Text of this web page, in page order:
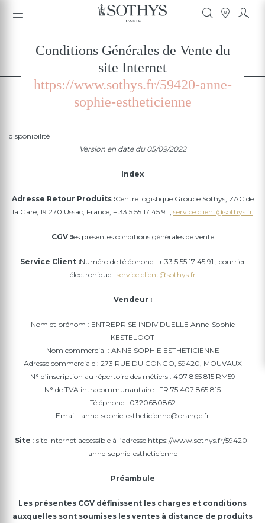
Conditions Générales de Vente du
site Internet
https://www.sothys.fr/59420-anne-
sophie-estheticienne
disponibilité
Version en date du 05/09/2022
Index
Adresse Retour Produits :Centre logistique Groupe Sothys, ZAC de
la Gare, 19 270 Ussac, France, + 33 5 55 17 45 91 ; service.client@sothys.fr
CGV :les présentes conditions générales de vente
Service Client :Numéro de téléphone : + 33 5 55 17 45 91 ; courrier
électronique : service.client@sothys.fr
Vendeur :
Nom et prénom : ENTREPRISE INDIVIDUELLE Anne-Sophie
KESTELOOT
Nom commercial : ANNE SOPHIE ESTHETICIENNE
Adresse commerciale : 273 RUE DU CONGO, 59420, MOUVAUX
N° d’inscription au répertoire des métiers : 407 865 815 RM59
N° de TVA intracommunautaire : FR 75 407 865 815
Téléphone : 0320680862
Email : anne-sophie-estheticienne@orange.fr
Site : site Internet accessible à l’adresse https://www.sothys.fr/59420-
anne-sophie-estheticienne
Préambule
Les présentes CGV définissent les charges et conditions
auxquelles sont soumises les ventes à distance de produits